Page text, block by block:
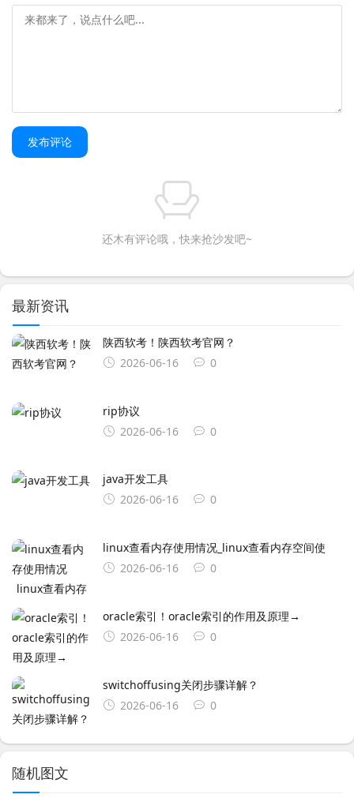
发布评论
还木有评论哦，快来抢沙发吧~
最新资讯
陕西软考！陕西软考官网？
2026-06-16
0
rip协议
2026-06-16
0
java开发工具
2026-06-16
0
linux查看内存使用情况_linux查看内存空间使
2026-06-16
0
oracle索引！oracle索引的作用及原理→
2026-06-16
0
switchoffusing关闭步骤详解？
2026-06-16
0
随机图文